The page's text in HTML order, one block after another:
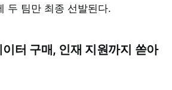
두 팀만 최종 선발된다.
터 구매, 인재 지원까지 쏟아